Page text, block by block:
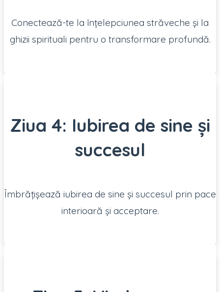
Conectează-te la înțelepciunea străveche și la
ghizii spirituali pentru o transformare profundă.
Ziua 4: Iubirea de sine și
succesul
Îmbrățișează iubirea de sine și succesul prin pace
interioară și acceptare.